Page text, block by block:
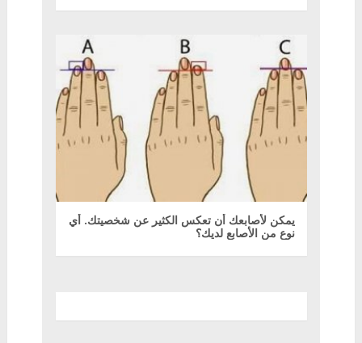
يمكن لأصابعك أن تعكس الكثير عن شخصيتك. أي
نوع من الأصابع لديك؟